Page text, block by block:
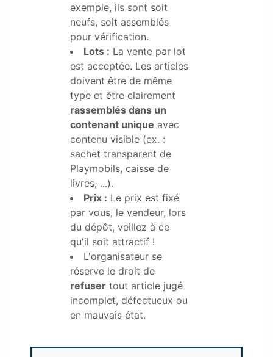
exemple, ils sont soit
neufs, soit assemblés
pour vérification.
Lots : La vente par lot
est acceptée. Les articles
doivent être de même
type et être clairement
rassemblés dans un
contenant unique avec
contenu visible (ex. :
sachet transparent de
Playmobils, caisse de
livres, ...).
Prix : Le prix est fixé
par vous, le vendeur, lors
du dépôt, veillez à ce
qu'il soit attractif !
L'organisateur se
réserve le droit de
refuser tout article jugé
incomplet, défectueux ou
en mauvais état.